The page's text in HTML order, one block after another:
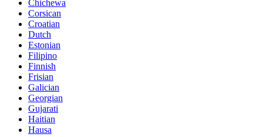
Chichewa
Corsican
Croatian
Dutch
Estonian
Filipino
Finnish
Frisian
Galician
Georgian
Gujarati
Haitian
Hausa